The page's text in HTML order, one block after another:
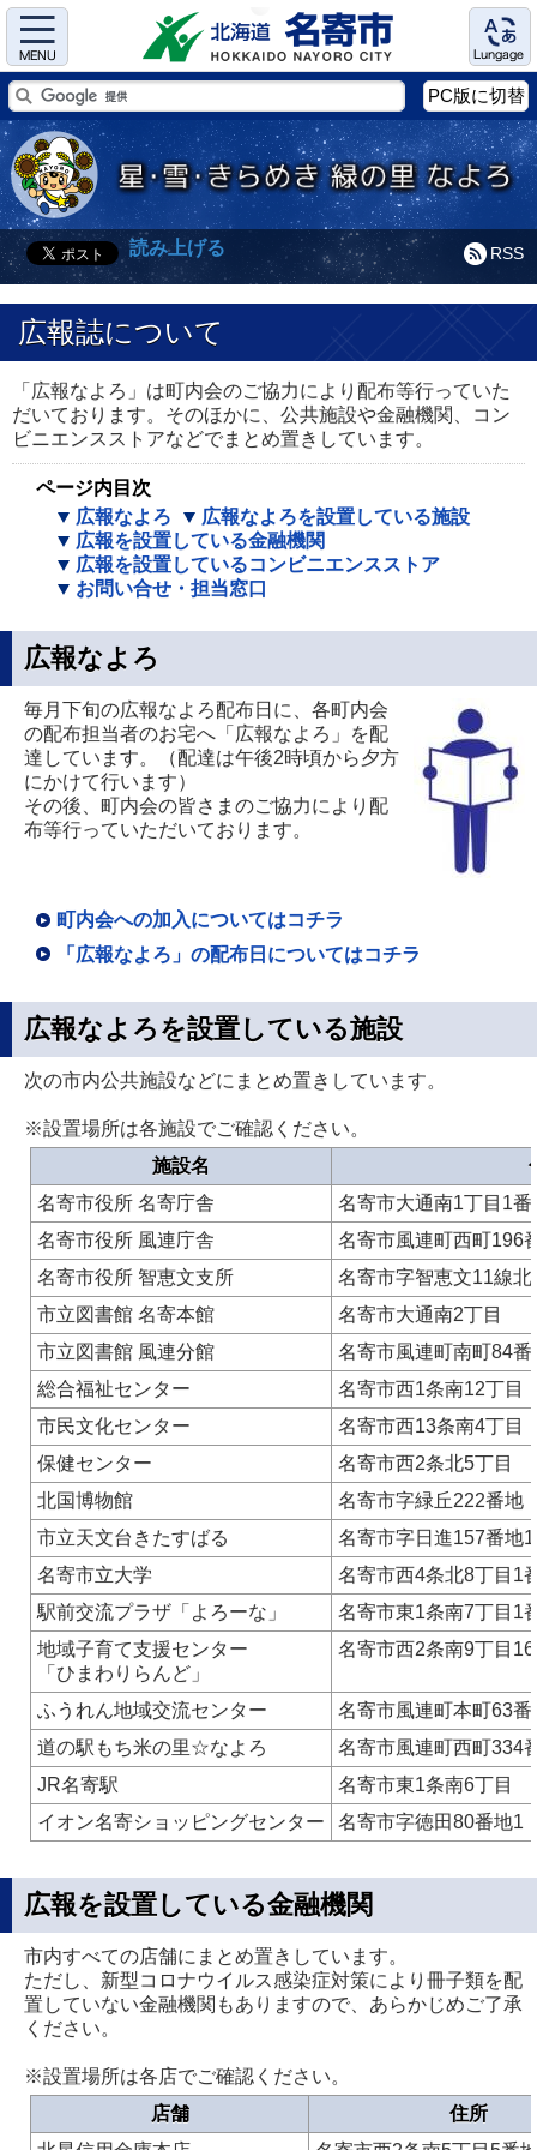
Menu Language
PC版に切替
RSS
読み上げる
広報誌について
「広報なよろ」は町内会のご協力により配布等行っていた
だいております。そのほかに、公共施設や金融機関、コン
ビニエンスストアなどでまとめ置きしています。
ページ内目次
広報なよろ
広報なよろを設置している施設
広報を設置している金融機関
広報を設置しているコンビニエンスストア
お問い合せ・担当窓口
広報なよろ
毎月下旬の広報なよろ配布日に、各町内会
の配布担当者のお宅へ「広報なよろ」を配
達しています。（配達は午後2時頃から夕方
にかけて行います）
その後、町内会の皆さまのご協力により配
布等行っていただいております。
町内会への加入についてはコチラ
「広報なよろ」の配布日についてはコチラ
広報なよろを設置している施設
次の市内公共施設などにまとめ置きしています。
※設置場所は各施設でご確認ください。
施設名
名寄市役所 名寄庁舎
名寄市大通南1丁目1番
名寄市役所 風連庁舎
名寄市風連町西町196
名寄市役所 智恵文支所
名寄市字智恵文11線北
市立図書館 名寄本館
名寄市大通南2丁目
市立図書館 風連分館
名寄市風連町南町84番
総合福祉センター
名寄市西1条南12丁目
市民文化センター
名寄市西13条南4丁目
保健センター
名寄市西2条北5丁目
北国博物館
名寄市字緑丘222番地
市立天文台きたすばる
名寄市字日進157番地1
名寄市立大学
名寄市西4条北8丁目1
駅前交流プラザ「よろーな」
名寄市東1条南7丁目1
地域子育て支援センター
「ひまわりらんど」
名寄市西2条南9丁目
ふうれん地域交流センター
名寄市風連町本町63番
道の駅もち米の里☆なよろ
名寄市風連町西町334
JR名寄駅
名寄市東1条南6丁目
イオン名寄ショッピングセンター
名寄市字徳田80番地1
広報を設置している金融機関
市内すべての店舗にまとめ置きしています。
ただし、新型コロナウイルス感染症対策により冊子類を配
置していない金融機関もありますので、あらかじめご了承
ください。
※設置場所は各店でご確認ください。
店舗
住所